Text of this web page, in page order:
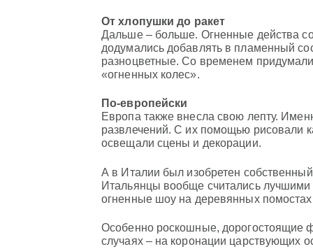
От хлопушки до ракет
Дальше – больше. Огненные действа
додумались добавлять в пламенный
разноцветные. Со временем
«огненных колес».
По-европейски
Европа также внесла свою лепту.
развлечений. С их помощью рисовали
освещали сцены и декорации.
А в Италии был изобретен
Итальянцы вообще считались
огненные шоу на деревянных
Особенно роскошные, дорогостоящие
случаях – на коронации царствующих